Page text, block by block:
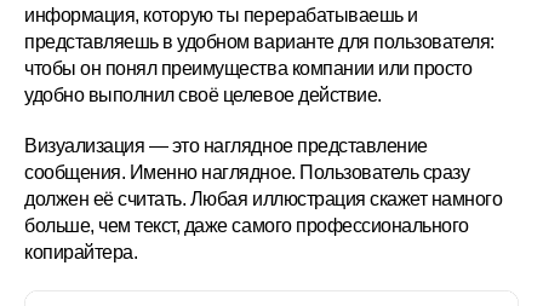
информация, которую ты перерабатываешь и
представляешь в удобном варианте для пользователя:
чтобы он понял преимущества компании или просто
удобно выполнил своё целевое действие.
Визуализация — это наглядное представление
сообщения. Именно наглядное. Пользователь сразу
должен её считать. Любая иллюстрация скажет намного
больше, чем текст, даже самого профессионального
копирайтера.